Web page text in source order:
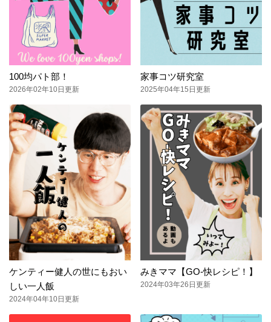
100均パト部！
2026年02年10日更新
家事コツ研究室
2025年04年15日更新
ケンティー健人の世にもおい
しい一人飯
2024年04年10日更新
みきママ【GO-快レシピ！】
2024年03年26日更新